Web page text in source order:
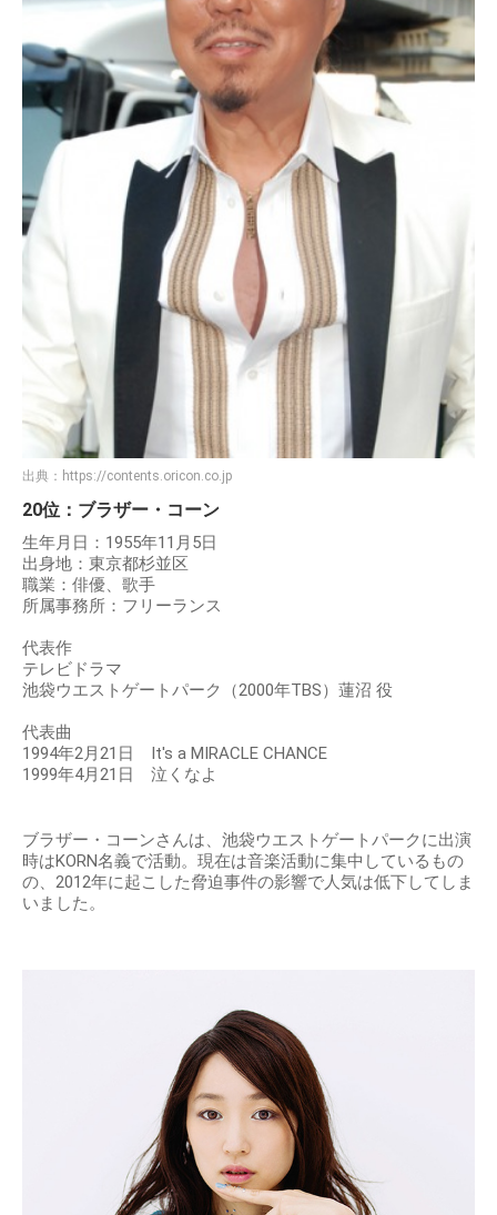
出典： https://contents.oricon.co.jp
20位：ブラザー・コーン
生年月日：1955年11月5日
出身地：東京都杉並区
職業：俳優、歌手
所属事務所：フリーランス
代表作
テレビドラマ
池袋ウエストゲートパーク（2000年TBS）蓮沼 役
代表曲
1994年2月21日 It's a MIRACLE CHANCE
1999年4月21日 泣くなよ
ブラザー・コーンさんは、池袋ウエストゲートパークに出演
時はKORN名義で活動。現在は音楽活動に集中しているもの
の、2012年に起こした脅迫事件の影響で人気は低下してしま
いました。